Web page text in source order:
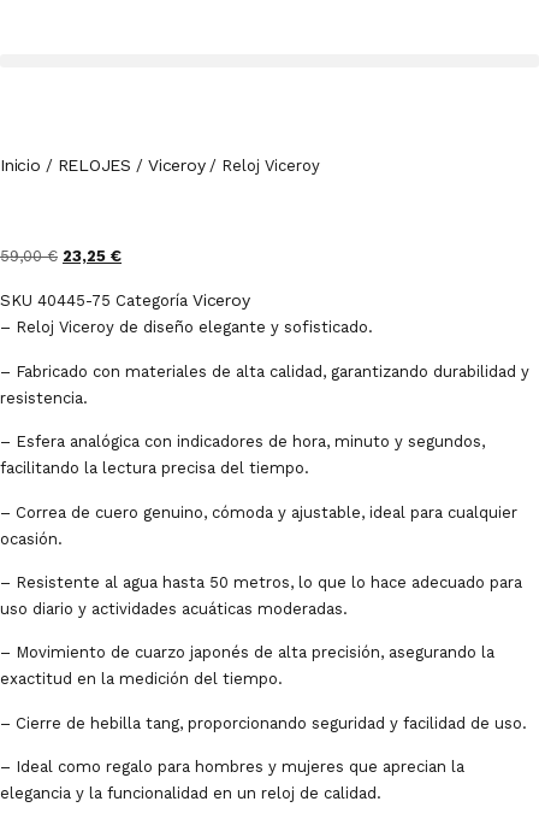
Inicio / RELOJES /Viceroy/ Reloj Viceroy
59,00€ 23,25 €
SKU 40445-75 Categoría Viceroy
– Reloj Viceroy de diseño elegante y sofisticado.
– Fabricado con materiales de alta calidad, garantizando durabilidad y
resistencia.
– Esfera analógica con indicadores de hora, minuto y segundos,
facilitando la lectura precisa del tiempo.
– Correa de cuero genuino, cómoda y ajustable, ideal para cualquier
ocasión.
– Resistente al agua hasta 50 metros, lo que lo hace adecuado para
uso diario y actividades acuáticas moderadas.
– Movimiento de cuarzo japonés de alta precisión, asegurando la
exactitud en la medición del tiempo.
– Cierre de hebilla tang, proporcionando seguridad y facilidad de uso.
– Ideal como regalo para hombres y mujeres que aprecian la
elegancia y la funcionalidad en un reloj de calidad.